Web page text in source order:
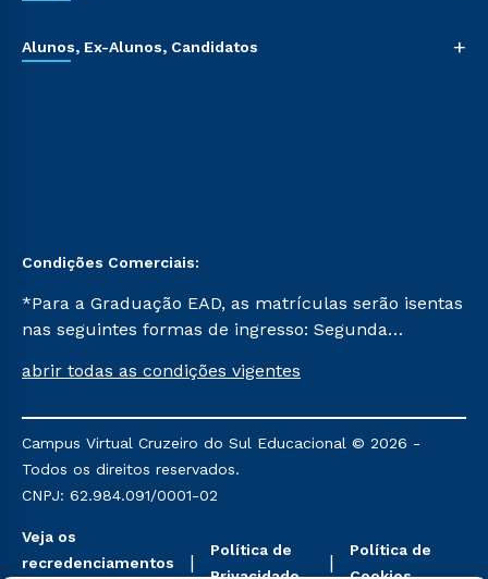
Alunos, Ex-Alunos, Candidatos +
Condições Comerciais:
*Para a Graduação EAD, as matrículas serão isentas
nas seguintes formas de ingresso: Segunda
Já para as demais, a taxa de matrícula será de R$
mencionadas são referentes aos cursos: Ensino
Religioso, Geografia para a Docência e Metodologia
do Ensino de História: Questões Atuais.
abrir todas as condições vigentes
Campus Virtual Cruzeiro do Sul Educacional © 2026 -
Todos os direitos reservados.
CNPJ: 62.984.091/0001-02
Veja os
recredenciamentos
Política de
Política de